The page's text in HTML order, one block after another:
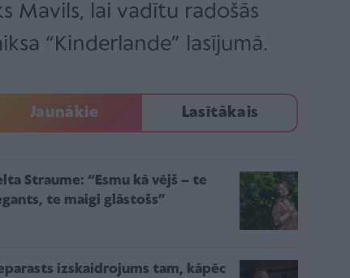
Mavils, lai vadītu radošās
“Kinderlande” lasījumā.
Jaunākie Lasītākais
Straume: “Esmu kā vējš – te
te maigi glāstošs”
izskaidrojums tam, kāpēc